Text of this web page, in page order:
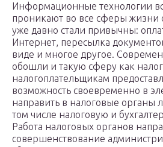
Информационные технологии
проникают во все сферы жизни
уже давно стали привычны:
Интернет, пересылка
виде и многое другое.
обошли и такую сферу как
налогоплательщикам
возможность своевременно в
направить в налоговые органы
том числе налоговую и
Работа налоговых органов
совершенствование